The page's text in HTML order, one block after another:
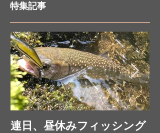
特集記事
連日、昼休みフィッシング